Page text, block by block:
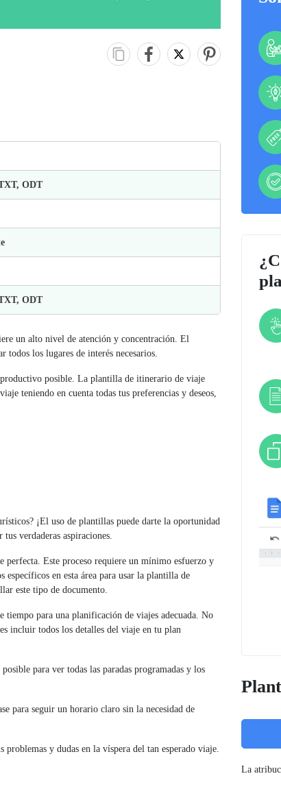
ODT
ODT
un alto nivel de atención y concentración. El
todos los lugares de interés necesarios.
posible. La plantilla de itinerario de viaje
teniendo en cuenta todas tus preferencias y deseos,
¡El uso de plantillas puede darte la oportunidad
verdaderas aspiraciones.
perfecta. Este proceso requiere un mínimo esfuerzo y
en esta área para usar la plantilla de
este tipo de documento.
tiempo para una planificación de viajes adecuada. No
incluir todos los detalles del viaje en tu plan
para ver todas las paradas programadas y los
para seguir un horario claro sin la necesidad de
y dudas en la víspera del tan esperado viaje.
La